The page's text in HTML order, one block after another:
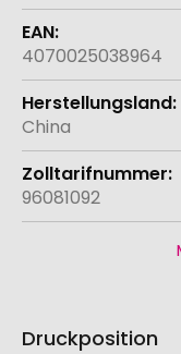
4070025038964
China
96081092
Druckposition